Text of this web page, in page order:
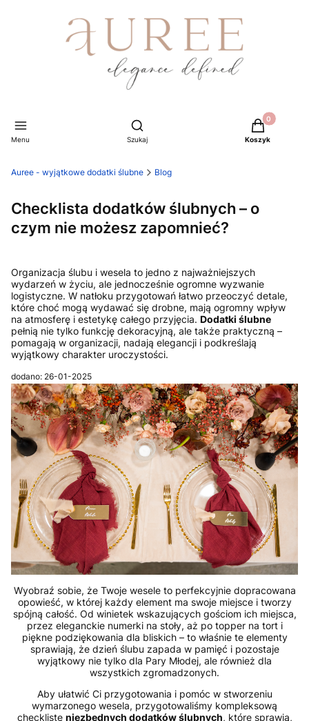
Menu
Otwórz wyszukiwarkę
Szukaj
Produkty w
Koszyk
Auree - wyjątkowe dodatki ślubne Blog
Checklista dodatków ślubnych – o
czym nie możesz zapomnieć?
Organizacja ślubu i wesela to jedno z najważniejszych
wydarzeń w życiu, ale jednocześnie ogromne wyzwanie
logistyczne. W natłoku przygotowań łatwo przeoczyć detale,
które choć mogą wydawać się drobne, mają ogromny wpływ
na atmosferę i estetykę całego przyjęcia. Dodatki ślubne
pełnią nie tylko funkcję dekoracyjną, ale także praktyczną –
pomagają w organizacji, nadają elegancji i podkreślają
wyjątkowy charakter uroczystości.
dodano: 26-01-2025
Wyobraź sobie, że Twoje wesele to perfekcyjnie dopracowana
opowieść, w której każdy element ma swoje miejsce i tworzy
spójną całość. Od winietek wskazujących gościom ich miejsca,
przez eleganckie numerki na stoły, aż po topper na tort i
piękne podziękowania dla bliskich – to właśnie te elementy
sprawiają, że dzień ślubu zapada w pamięć i pozostaje
wyjątkowy nie tylko dla Pary Młodej, ale również dla
wszystkich zgromadzonych.
Aby ułatwić Ci przygotowania i pomóc w stworzeniu
wymarzonego wesela, przygotowaliśmy kompleksową
checklistę niezbędnych dodatków ślubnych, które sprawią,